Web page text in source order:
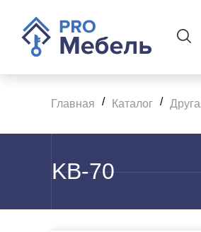
Главная / Каталог /
KB-70